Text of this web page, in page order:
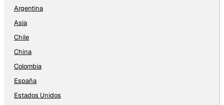
Argentina
Asia
Chile
China
Colombia
España
Estados Unidos